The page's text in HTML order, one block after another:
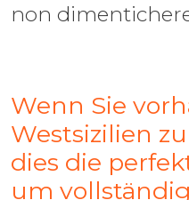
non
Wenn Sie
Westsizilien
dies die
um